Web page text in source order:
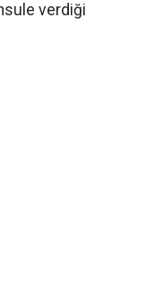
verdiği